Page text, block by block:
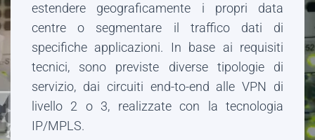
estendere geograficamente i propri data
centre o segmentare il traffico dati di
specifiche applicazioni. In base ai requisiti
tecnici, sono previste diverse tipologie di
servizio, dai circuiti end-to-end alle VPN di
livello 2 o 3, realizzate con la tecnologia
IP/MPLS.